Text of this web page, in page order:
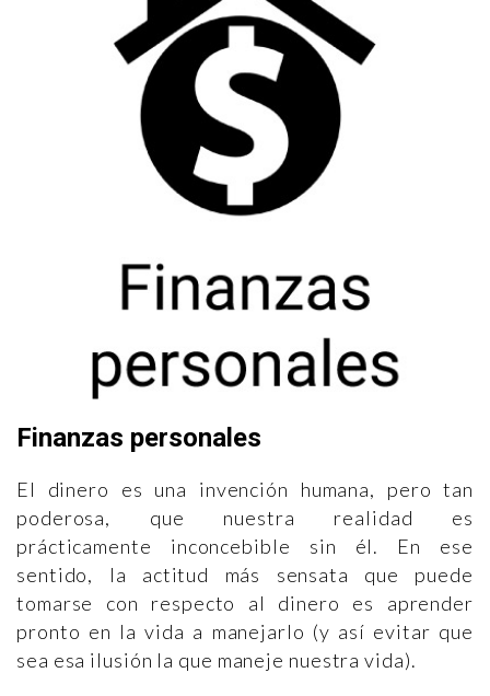
Finanzas personales
El dinero es una invención humana, pero tan
poderosa, que nuestra realidad es
prácticamente inconcebible sin él. En ese
sentido, la actitud más sensata que puede
tomarse con respecto al dinero es aprender
pronto en la vida a manejarlo (y así evitar que
sea esa ilusión la que maneje nuestra vida).